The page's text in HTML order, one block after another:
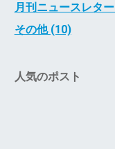
月刊ニュースレタ
その他 (10)
人気のポスト